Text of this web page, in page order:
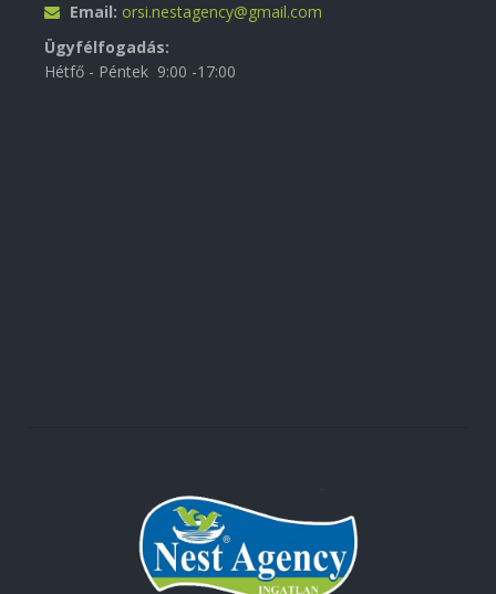
Email: orsi.nestagency@gmail.com
Ügyfélfogadás:
Hétfő - Péntek 9:00 -17:00